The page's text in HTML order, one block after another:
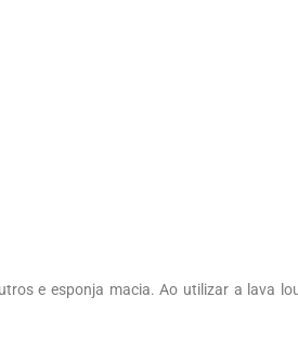
e esponja macia. Ao utilizar a lava